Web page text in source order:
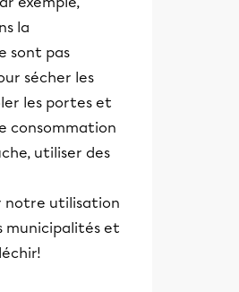
la
sont pas
sécher les
les portes et
consommation
utiliser des
notre utilisation
municipalités et